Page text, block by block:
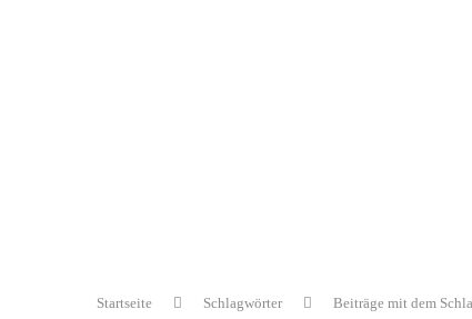
Startseite Schlagwörter Beiträge mit dem